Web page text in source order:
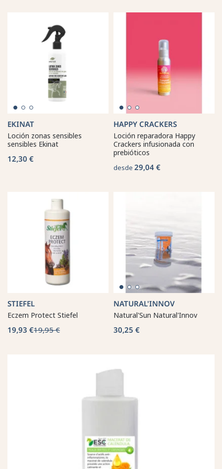
EKINAT
Loción zonas sensibles
sensibles Ekinat
12,30 €
HAPPY CRACKERS
Loción reparadora Happy
Crackers infusionada con
prebióticos
desde 29,04 €
STIEFEL
Eczem Protect Stiefel
19,93 €19,95 €
NATURAL'INNOV
Natural'Sun Natural'Innov
30,25 €